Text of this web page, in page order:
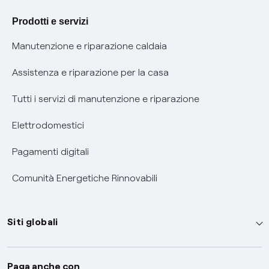
Agevolazione utenti con disabilità per offerte Fibra
Informativa RAEE
Prodotti e servizi
Manutenzione e riparazione caldaia
Assistenza e riparazione per la casa
Tutti i servizi di manutenzione e riparazione
Elettrodomestici
Pagamenti digitali
Comunità Energetiche Rinnovabili
Siti globali
Enel Group
Paga anche con